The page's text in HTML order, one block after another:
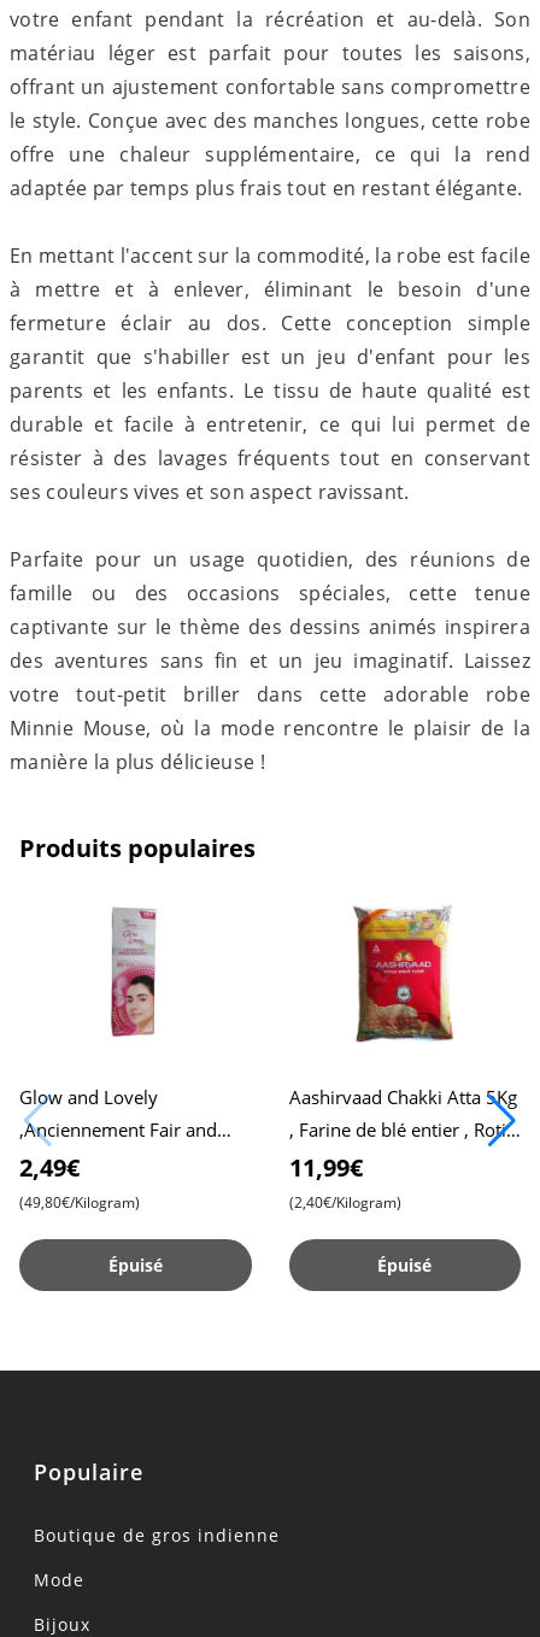
votre enfant pendant la récréation et au-delà. Son
matériau léger est parfait pour toutes les saisons,
offrant un ajustement confortable sans compromettre
le style. Conçue avec des manches longues, cette robe
offre une chaleur supplémentaire, ce qui la rend
adaptée par temps plus frais tout en restant élégante.
En mettant l'accent sur la commodité, la robe est facile
à mettre et à enlever, éliminant le besoin d'une
fermeture éclair au dos. Cette conception simple
garantit que s'habiller est un jeu d'enfant pour les
parents et les enfants. Le tissu de haute qualité est
durable et facile à entretenir, ce qui lui permet de
résister à des lavages fréquents tout en conservant
ses couleurs vives et son aspect ravissant.
Parfaite pour un usage quotidien, des réunions de
famille ou des occasions spéciales, cette tenue
captivante sur le thème des dessins animés inspirera
des aventures sans fin et un jeu imaginatif. Laissez
votre tout-petit briller dans cette adorable robe
Minnie Mouse, où la mode rencontre le plaisir de la
manière la plus délicieuse !
Produits populaires
Glow and Lovely
,Anciennement Fair and
Lovely, 50g Pack , Formule
Avancée pour une Peau
2,49€
(49,80€/Kilogram)
Épuisé
Aashirvaad Chakki Atta 5Kg
, Farine de blé entier , Roti
moelleux , Chapati
11,99€
(2,40€/Kilogram)
Épuisé
Populaire
Boutique de gros indienne
Mode
Bijoux